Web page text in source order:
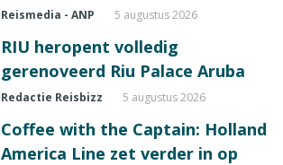
Reismedia - ANP 5 augustus 2026
RIU heropent volledig
gerenoveerd Riu Palace Aruba
Redactie Reisbizz 5 augustus 2026
Coffee with the Captain: Holland
America Line zet verder in op